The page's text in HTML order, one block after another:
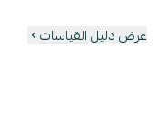
عرض دليل القياسات